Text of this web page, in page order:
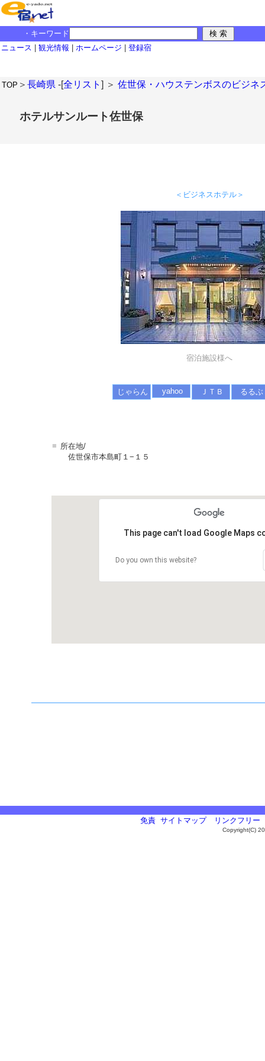
・キーワード
ニュース
観光情報 ホームページ 登録宿
TOP ＞ 長崎県 -[全リスト ] ＞ 佐世保・ハウステンボスのビジネ
ホテルサンルート佐世保
＜ビジネスホテル＞
宿泊施設様へ
じゃらん yahoo ＪＴＢ るるぶ
■ 所在地/
佐世保市本島町１−１５
This page can't load Google Maps
Do you own this website?
免責 サイトマップ リンクフリー
Copyright(C)